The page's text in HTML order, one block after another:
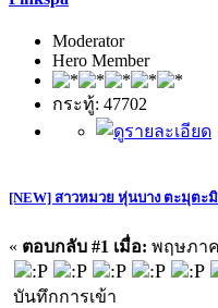
Moderator
Hero Member
กระทู้: 47702
[NEW] สาวหมวย หุ่นบาง ตะมุตะ
« ตอบกลับ #1 เมื่อ: พฤษภาค
บันทึกการเข้า